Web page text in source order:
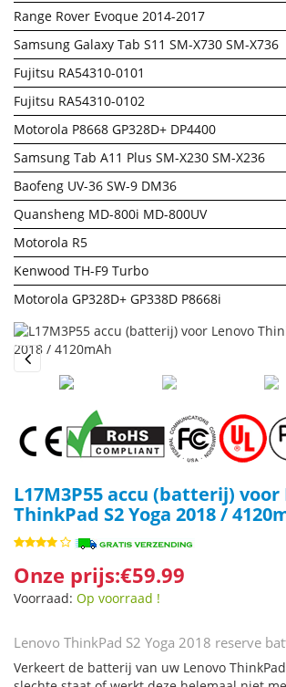
Range Rover Evoque 2014-2017
Samsung Galaxy Tab S11 SM-X730 SM-X736
Fujitsu RA54310-0101
Fujitsu RA54310-0102
Motorola P8668 GP328D+ DP4400
Samsung Tab A11 Plus SM-X230 SM-X236
Baofeng UV-36 SW-9 DM36
Quansheng MD-800i MD-800UV
Motorola R5
Kenwood TH-F9 Turbo
Motorola GP328D+ GP338D P8668i
Previous
L17M3P55 accu (batterij) voor
ThinkPad S2 Yoga 2018 /
Onze prijs:€59.99
Voorraad: Op voorraad !
Lenovo ThinkPad S2 Yoga 2018 reserve
Verkeert de batterij van uw Lenovo